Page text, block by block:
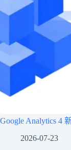
Google Analytics 4
2026-07-23